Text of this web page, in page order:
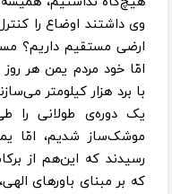
وی داشتند اوضاع را
ارضی مستقیم داریم؟
امّا خود مردم یمن هر
با برد هزار کیلومتر
یک دوره‌ی طولانی را
موشک‌ساز شدیم، امّا
رسیدند که این‌هم از
که بر مبنای باورهای